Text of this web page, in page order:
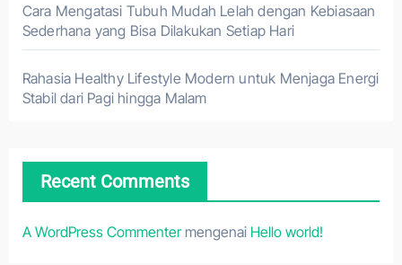
Cara Mengatasi Tubuh Mudah Lelah dengan Kebiasaan
Sederhana yang Bisa Dilakukan Setiap Hari
Rahasia Healthy Lifestyle Modern untuk Menjaga Energi
Stabil dari Pagi hingga Malam
Recent Comments
A WordPress Commentermengenai Hello world!